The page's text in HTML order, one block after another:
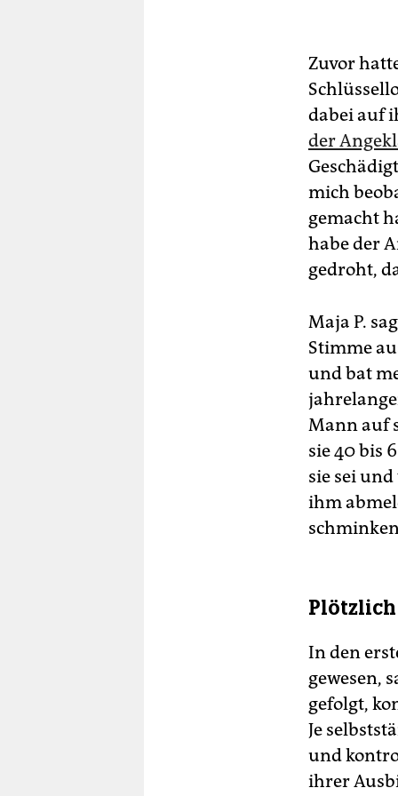
Zuvor
dabei auf
der
mich
gemacht
habe der
gedroht,
Maja P.
Stimme
und bat
Mann auf
sie 40 bis
sie sei
ihm
In den
gewesen,
gefolgt,
Je
und
ihrer